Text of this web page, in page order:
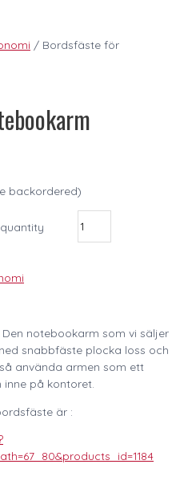
/ Bordsfäste för
backordered)
notebookarm som vi säljer
snabbfäste plocka loss och
använda armen som ett
på kontoret.
är :